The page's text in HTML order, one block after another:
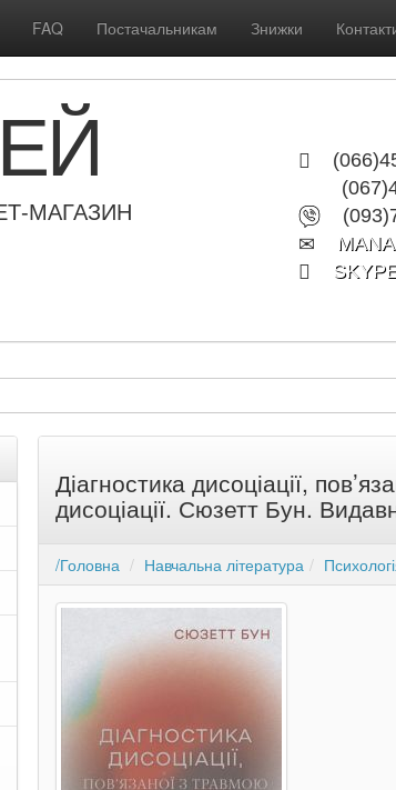
FAQ Постачальникам Знижки
МАГАЗИН
Діагностика дисоціації,
дисоціації. Сюзетт Бун.
/Головна Навчальна література